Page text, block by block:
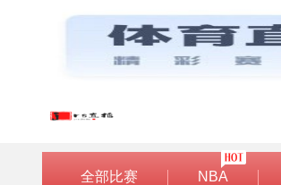
全部比赛
NBA